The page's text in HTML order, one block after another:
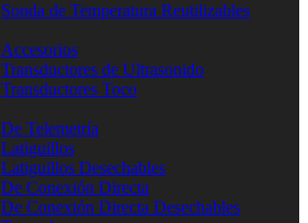
Sonda de Temperatura Reutilizables
Accesorios
Transductores de Ultrasonido
Transductores Toco
De Telemetría
Latiguillos
Latiguillos Desechables
De Conexión Directa
De Conexión Directa Desechables